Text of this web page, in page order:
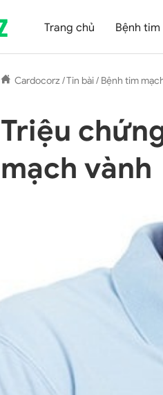
Trang chủ Bệnh
Cardocorz/Tin bài/ Bệnh tim
Triệu
mạch vành